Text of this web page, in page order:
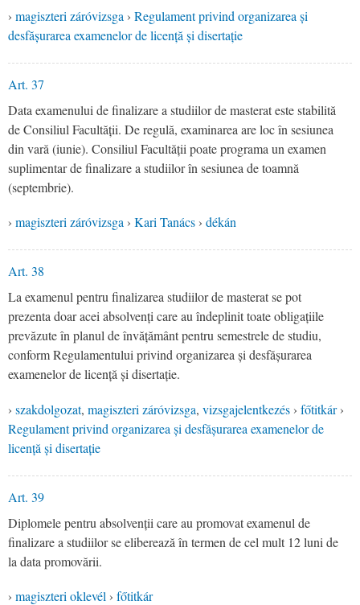
› magiszteri záróvizsga › Regulament privind organizarea și
desfășurarea examenelor de licență și disertație
Art. 37
Data examenului de finalizare a studiilor de masterat este stabilită
de Consiliul Facultății. De regulă, examinarea are loc în sesiunea
din vară (iunie). Consiliul Facultății poate programa un examen
suplimentar de finalizare a studiilor în sesiunea de toamnă
(septembrie).
› magiszteri záróvizsga › Kari Tanács › dékán
Art. 38
La examenul pentru finalizarea studiilor de masterat se pot
prezenta doar acei absolvenți care au îndeplinit toate obligațiile
prevăzute în planul de învățământ pentru semestrele de studiu,
conform Regulamentului privind organizarea și desfășurarea
examenelor de licență și disertație.
› szakdolgozat, magiszteri záróvizsga, vizsgajelentkezés › főtitkár›
Regulament privind organizarea și desfășurarea examenelor de
licență și disertație
Art. 39
Diplomele pentru absolvenții care au promovat examenul de
finalizare a studiilor se eliberează în termen de cel mult 12 luni de
la data promovării.
› magiszteri oklevél › főtitkár